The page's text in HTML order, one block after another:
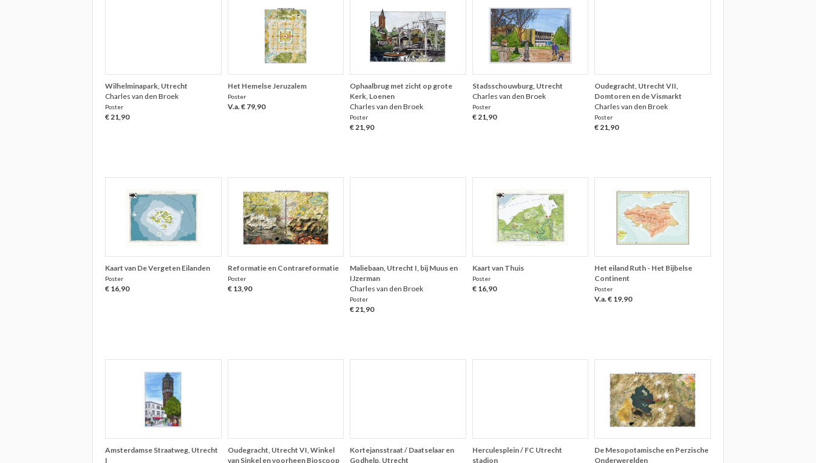
Wilhelminapark, Utrecht
Charles van den Broek
Poster
€ 21,90
Het Hemelse Jeruzalem
Poster
V.a. € 79,90
Ophaalbrug met zicht op grote
Kerk, Loenen
Charles van den Broek
Poster
€ 21,90
Stadsschouwburg, Utrecht
Charles van den Broek
Poster
€ 21,90
Oudegracht, Utrecht VII,
Domtoren en de Vismarkt
Charles van den Broek
Poster
€ 21,90
Kaart van De Vergeten Eilanden
Poster
€ 16,90
Reformatie en Contrareformatie
Poster
€ 13,90
Maliebaan, Utrecht I, bij Muus en
IJzerman
Charles van den Broek
Poster
€ 21,90
Kaart van Thuis
Poster
€ 16,90
Het eiland Ruth - Het Bijbelse
Continent
Poster
V.a. € 19,90
Amsterdamse Straatweg, Utrecht
I
Oudegracht, Utrecht VI, Winkel
van Sinkel en voorheen Bioscoop
Kortejansstraat / Daatselaar en
Godhelp, Utrecht
Herculesplein / FC Utrecht
stadion
De Mesopotamische en Perzische
Onderwerelden